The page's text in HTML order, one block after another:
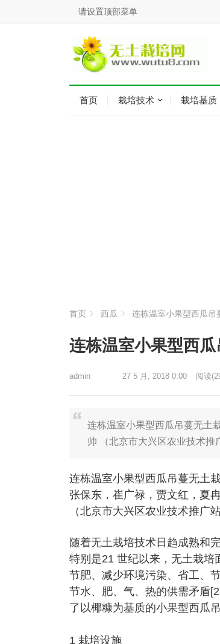
请设置顶部菜单
首页 栽培技术 栽培基质
首页 西瓜 连栋温室小果型西瓜吊
连栋温室小果型西
admin 27 5 月, 2018 0:00 阅读
连栋温室小果型西瓜吊蔓无土
帅 （北京市大兴区农业技术
连栋温室小果型西瓜吊蔓无土
张保东，崔广禄，贾文红，夏
（北京市大兴区农业技术推广
随着无土栽培技术日趋成熟和
特别是21 世纪以来，无土栽培
节肥、减少环境污染、省工、
节水、肥、气、热的供需矛盾
了以椰糠为基质的小果型西瓜
1 栽培设施